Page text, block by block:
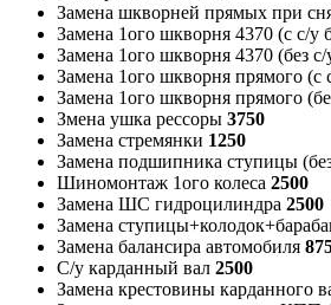
Замена шкворней прямых при
Замена 1ого шкворня 4370 (с с/у
Замена 1ого шкворня 4370 (без
Замена 1ого шкворня прямого (с
Замена 1ого шкворня прямого
Змена ушка рессоры 3750
Замена стремянки 1250
Замена подшипника ступицы
Шиномонтаж 1ого колеса 2500
Замена ШС гидроцилиндра 2500
Замена
Замена балансира автомобиля
С/у карданный вал 2500
Замена крестовины карданного